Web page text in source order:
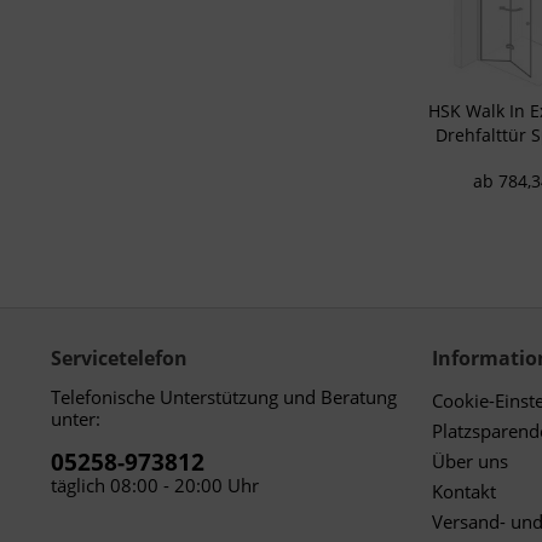
HSK Walk In
Drehfalttür
ab
Servicetelefon
Telefonische Unterstützung und Beratung
unter:
05258-973812
täglich 08:00 - 20:00 Uhr
Cookie-
Über uns
Kontakt
Versand-
Besondere
Verwendung